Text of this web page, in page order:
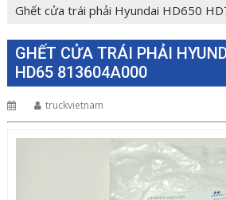
Ghết cửa trái phải Hyundai HD650
GHẾT CỬA TRÁI PHẢI
HD65 813604A000
truckvietnam